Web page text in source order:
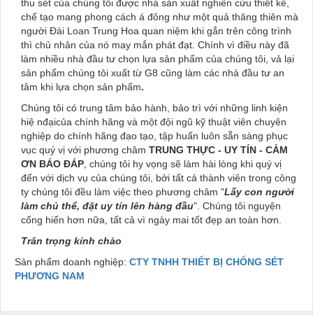
thu sét của chúng tôi được nhà sản xuất nghiên cứu thiết kế,
chế tạo mang phong cách á đông như một quả thăng thiên mà
người Đài Loan Trung Hoa quan niệm khi gắn trên công trình
thì chủ nhân của nó may mắn phát đạt. Chính vì điều này đã
làm nhiều nhà đầu tư chọn lựa sản phẩm của chúng tôi, vả lại
sản phẩm chúng tôi xuất từ G8 cũng làm các nhà đầu tư an
tâm khi lựa chọn sản phẩm.
Chúng tôi có trung tâm bảo hành, bảo trì với những linh kiện
hiệ nđạicủa chính hãng và một đội ngũ kỹ thuật viên chuyên
nghiệp do chính hãng đạo tạo, tập huấn luôn sẵn sàng phục
vục quý vị với phương châm TRUNG THỰC - UY TÍN - CẢM
ƠN BÁO ĐÁP , chúng tôi hy vọng sẽ làm hài lòng khi quý vị
đến với dịch vụ của chúng tôi, bởi tất cả thành viên trong công
ty chúng tôi đều làm việc theo phương châm "Lấy con người
làm chủ thể, đặt uy tín lên hàng đầu" . Chúng tôi nguyện
cống hiến hơn nữa, tất cả vì ngày mai tốt đẹp an toàn hơn.
Trân trọng kính chào
Sản phẩm doanh nghiệp: CTY TNHH THIẾT BỊ CHỐNG SÉT
PHƯƠNG NAM